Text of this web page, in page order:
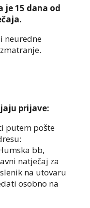
je 15 dana od
neuredne
prijave:
putem pošte
bb,
natječaj za
na utovaru
osobno na